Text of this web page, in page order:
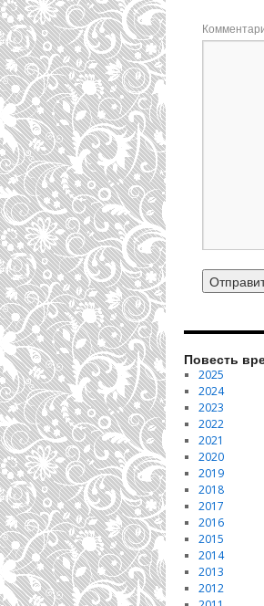
Повесть
2025
2024
2023
2022
2021
2020
2019
2018
2017
2016
2015
2014
2013
2012